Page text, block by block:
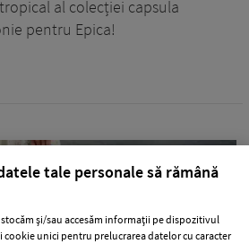
al colecției capsula
pentru Epica!
tale personale să rămână
stocăm și/sau accesăm informații pe dispozitivul
unici pentru prelucrarea datelor cu caracter